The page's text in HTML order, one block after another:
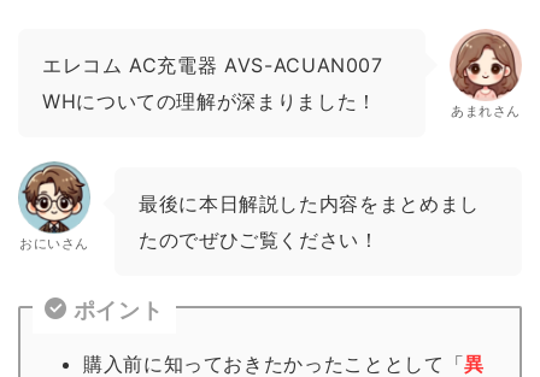
エレコム AC充電器 AVS-ACUAN007
WHについての理解が深まりました！
あまれさん
おにいさん
最後に本日解説した内容をまとめまし
たのでぜひご覧ください！
ポイント
購入前に知っておきたかったこととして「異